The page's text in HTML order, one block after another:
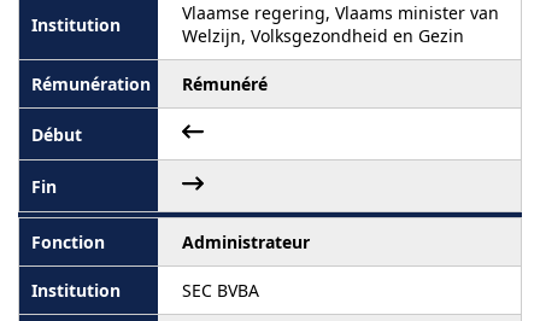
Vlaamse regering, Vlaams minister van
Welzijn, Volksgezondheid en Gezin
Rémunéré
Administrateur
SEC BVBA